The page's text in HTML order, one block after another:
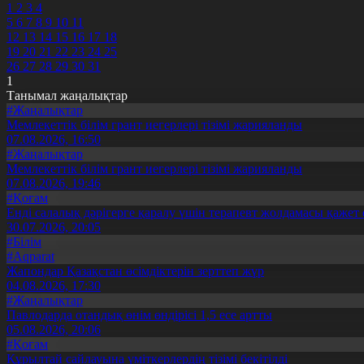
1 2 3 4
5 6 7 8 9 10 11
12 13 14 15 16 17 18
19 20 21 22 23 24 25
26 27 28 29 30 31
1
Танымал жаңалықтар
#Жаңалықтар
Мемлекеттік білім грант иегерлері тізімі жарияланды
07.08.2026, 16:50
#Жаңалықтар
Мемлекеттік білім грант иегерлері тізімі жарияланды
07.08.2026, 19:46
#Қоғам
Енді салалық дәрігерге қаралу үшін терапевт жолдамасы қажет
30.07.2026, 20:05
#Білім
#Aqparat
Жапондар Қазақстан өсімдіктерін зерттеп жүр
04.08.2026, 17:30
#Жаңалықтар
Павлодарда отандық өнім өндірісі 1,5 есе артты
05.08.2026, 20:06
#Қоғам
Құрылтай сайлауына үміткерлердің тізімі бекітілді